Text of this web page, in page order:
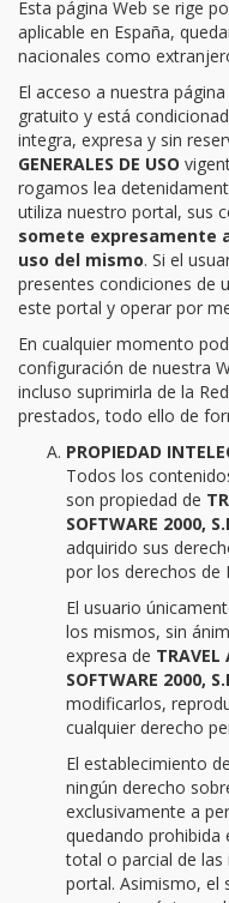
Esta página Web se rige
aplicable en España,
nacionales como
El acceso a nuestra
gratuito y está
integra, expresa y sin
GENERALES DE USO
rogamos lea
utiliza nuestro portal, sus
somete expresamente
uso del mismo. Si el
presentes condiciones de
este portal y operar por
En cualquier momento
configuración de nuestra
incluso suprimirla de la
prestados, todo ello de
PROPIEDAD
Todos los
son propiedad de
SOFTWARE 2000,
adquirido sus
por los derechos de
El usuario
los mismos, sin
expresa de TRAVEL
SOFTWARE 2000,
modificarlos,
cualquier derecho
El establecimiento
ningún derecho
exclusivamente a
quedando prohibida
total o parcial de
portal. Asimismo, el